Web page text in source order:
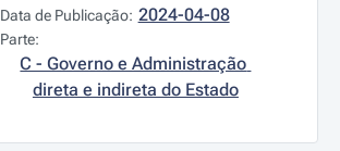
Data de Publicação: 2024-04-08
Parte:
C - Governo e Administração
direta e indireta do Estado